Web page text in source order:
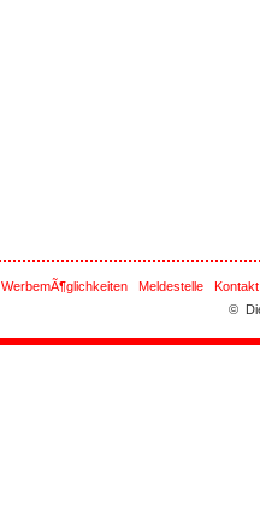
WerbemÃ¶glichkeiten Meldestelle
Kontakt
©